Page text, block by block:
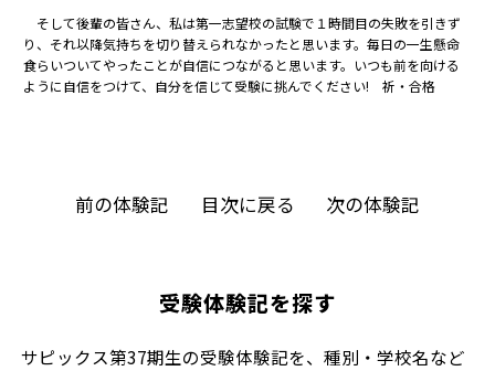
受験体験記を探す
サピックス第37期生の受験体験記を、種別・学校名など
そして後輩の皆さん、私は第一志望校の試験で１時間目の失敗を引きず
り、それ以降気持ちを切り替えられなかったと思います。毎日の一生懸命
食らいついてやったことが自信につながると思います。いつも前を向ける
ように自信をつけて、自分を信じて受験に挑んでください! 祈・合格
前の体験記 目次に戻る 次の体験記